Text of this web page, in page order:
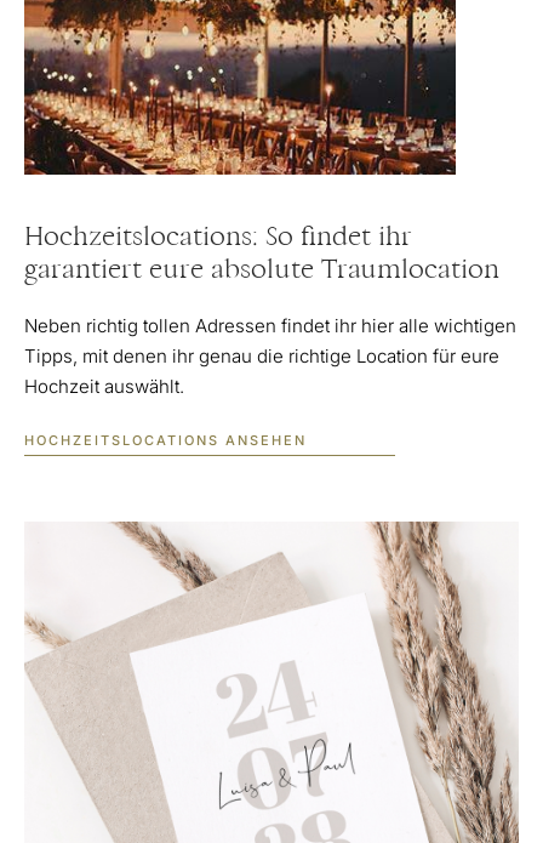
Hochzeitslocations: So findet ihr
garantiert eure absolute Traumlocation
Neben richtig tollen Adressen findet ihr hier alle wichtigen
Tipps, mit denen ihr genau die richtige Location für eure
Hochzeit auswählt.
HOCHZEITSLOCATIONS ANSEHEN